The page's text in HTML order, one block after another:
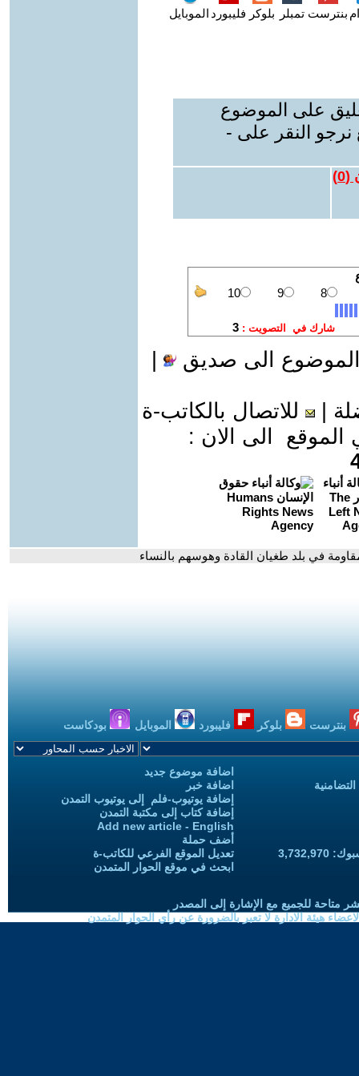
بنترست تمبلر بلوكر فليبورد الموبايل
على الموضوع
نرجو النقر على -
(
0
)
الى صديق
للاتصال بالكاتب-ة
الى الان :
في بلد طغيان القادة وهوسهم بالنساء
بنترست بلوكر فليبورد الموبايل بودكاست
اضافة موضوع جديد
اضافة خبر
إضافة يوتيوب-فلم إلى يوتيوب التمدن
إضافة كتاب إلى مكتبة التمدن
Add new article - English
أضف حملة
تعديل الموقع الفرعي للكاتب-ة
ابحث في موقع الحوار المتمدن
متاحة للجميع مع الإشارة إلى المصدر
هيئة الادارة لا تعبر بالضرورة عن رأي الحوار المتمدن